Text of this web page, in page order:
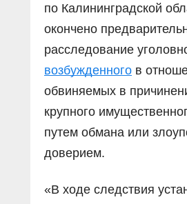
по Калининградской
окончено
расследование
возбужденного в
обвиняемых в
крупного
путем обмана или
доверием.
«В ходе следствия